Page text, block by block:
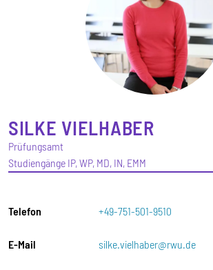
SILKE VIELHABER
Prüfungsamt
Studiengänge IP, WP, MD, IN, EMM
Telefon +49-751-501-9510
E-Mail silke.vielhaber@rwu.de